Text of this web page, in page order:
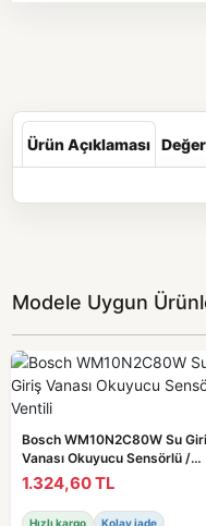
Ürün Açıklaması
Modele Uygun
Bosch WM10N2C80W Su
Vanası Okuyucu Sensörlü /
Ventili
1.324,60 TL
Hızlı kargo Kolay iade